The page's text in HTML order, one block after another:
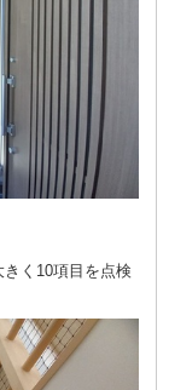
く10項目を点検